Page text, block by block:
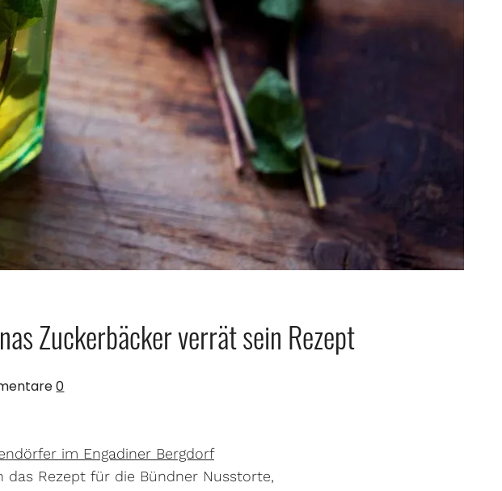
Zuckerbäcker verrät sein Rezept
0
im Engadiner Bergdorf
Rezept für die Bündner Nusstorte,